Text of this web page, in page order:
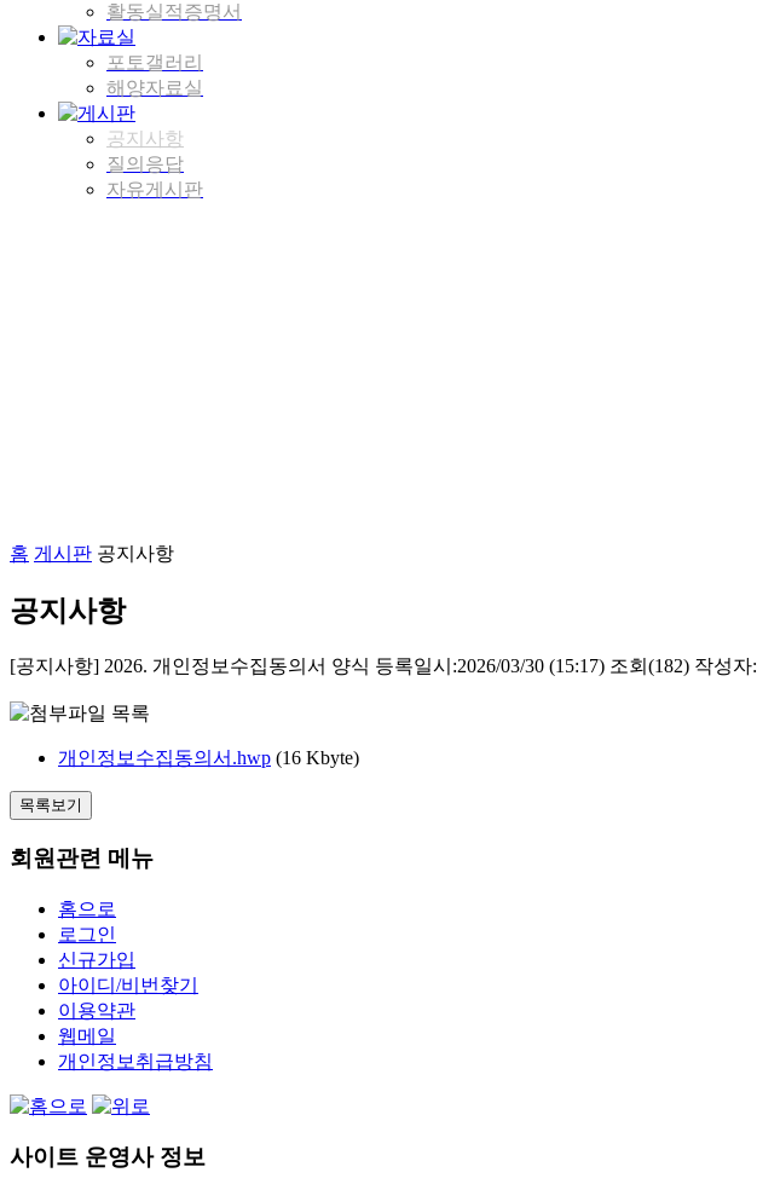
활동실적증명서
포토갤러리
해양자료실
공지사항
질의응답
자유게시판
홈 게시판 공지사항
공지사항
[공지사항] 2026. 개인정보수집동의서 양식 등록일시:2026/03/30 (15:17) 조회(182) 작성자:
개인정보수집동의서.hwp (16 Kbyte)
목록보기
회원관련 메뉴
홈으로
로그인
신규가입
아이디/비번찾기
이용약관
웹메일
개인정보취급방침
사이트 운영사 정보